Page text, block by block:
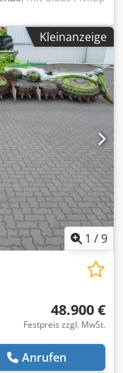
430kW, 585PS
Fill
/
Kleinanzeige
1 /9
48.900 €
Festpreis zzgl. MwSt.
Anrufen